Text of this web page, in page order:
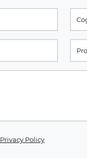
Privacy Policy